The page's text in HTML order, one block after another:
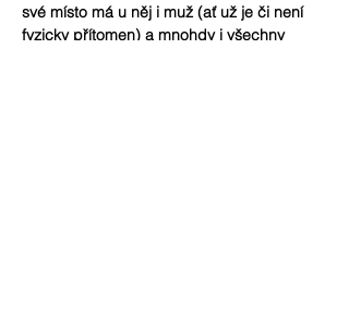
své místo má u něj i muž (ať už je či není
fyzicky přítomen) a mnohdy i všechny